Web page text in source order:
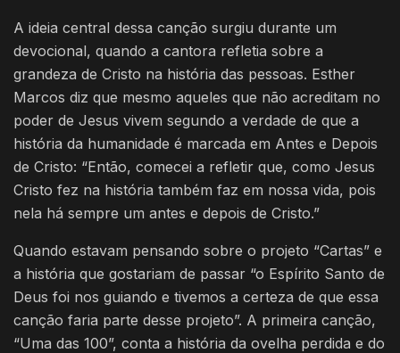
A ideia central dessa canção surgiu durante um
devocional, quando a cantora refletia sobre a
grandeza de Cristo na história das pessoas. Esther
Marcos diz que mesmo aqueles que não acreditam no
poder de Jesus vivem segundo a verdade de que a
história da humanidade é marcada em Antes e Depois
de Cristo: “Então, comecei a refletir que, como Jesus
Cristo fez na história também faz em nossa vida, pois
nela há sempre um antes e depois de Cristo.”
Quando estavam pensando sobre o projeto “Cartas” e
a história que gostariam de passar “o Espírito Santo de
Deus foi nos guiando e tivemos a certeza de que essa
canção faria parte desse projeto”. A primeira canção,
“Uma das 100”, conta a história da ovelha perdida e do